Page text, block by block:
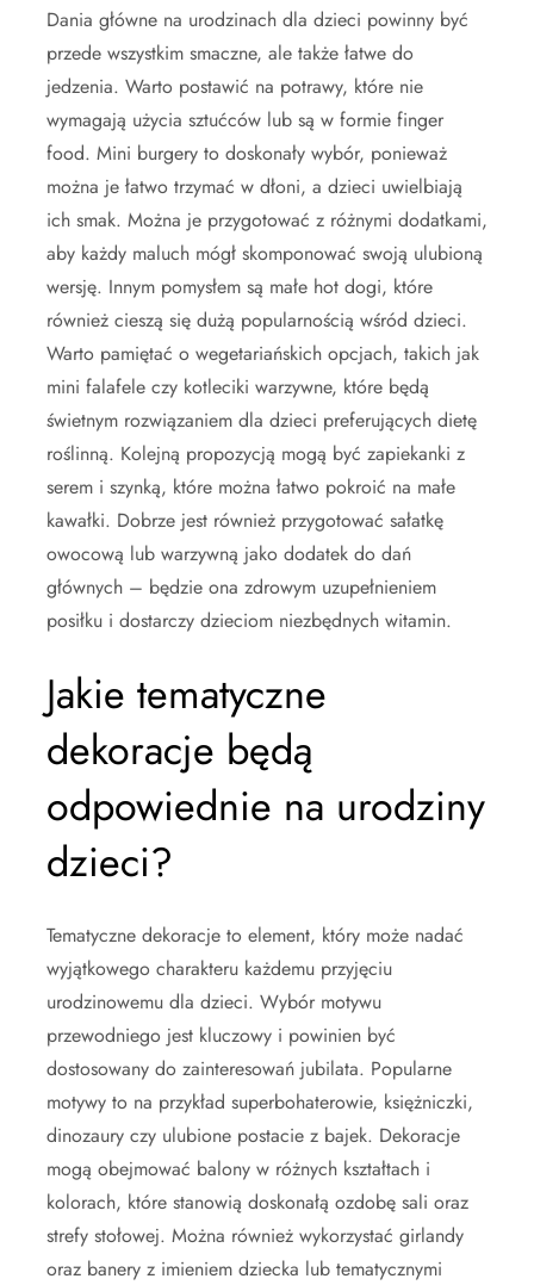
Dania główne na urodzinach dla dzieci powinny być
przede wszystkim smaczne, ale także łatwe do
jedzenia. Warto postawić na potrawy, które nie
wymagają użycia sztućców lub są w formie finger
food. Mini burgery to doskonały wybór, ponieważ
można je łatwo trzymać w dłoni, a dzieci uwielbiają
ich smak. Można je przygotować z różnymi dodatkami,
aby każdy maluch mógł skomponować swoją ulubioną
wersję. Innym pomysłem są małe hot dogi, które
również cieszą się dużą popularnością wśród dzieci.
Warto pamiętać o wegetariańskich opcjach, takich jak
mini falafele czy kotleciki warzywne, które będą
świetnym rozwiązaniem dla dzieci preferujących dietę
roślinną. Kolejną propozycją mogą być zapiekanki z
serem i szynką, które można łatwo pokroić na małe
kawałki. Dobrze jest również przygotować sałatkę
owocową lub warzywną jako dodatek do dań
głównych – będzie ona zdrowym uzupełnieniem
posiłku i dostarczy dzieciom niezbędnych witamin.
Jakie tematyczne
dekoracje będą
odpowiednie na urodziny
dzieci?
Tematyczne dekoracje to element, który może nadać
wyjątkowego charakteru każdemu przyjęciu
urodzinowemu dla dzieci. Wybór motywu
przewodniego jest kluczowy i powinien być
dostosowany do zainteresowań jubilata. Popularne
motywy to na przykład superbohaterowie, księżniczki,
dinozaury czy ulubione postacie z bajek. Dekoracje
mogą obejmować balony w różnych kształtach i
kolorach, które stanowią doskonałą ozdobę sali oraz
strefy stołowej. Można również wykorzystać girlandy
oraz banery z imieniem dziecka lub tematycznymi